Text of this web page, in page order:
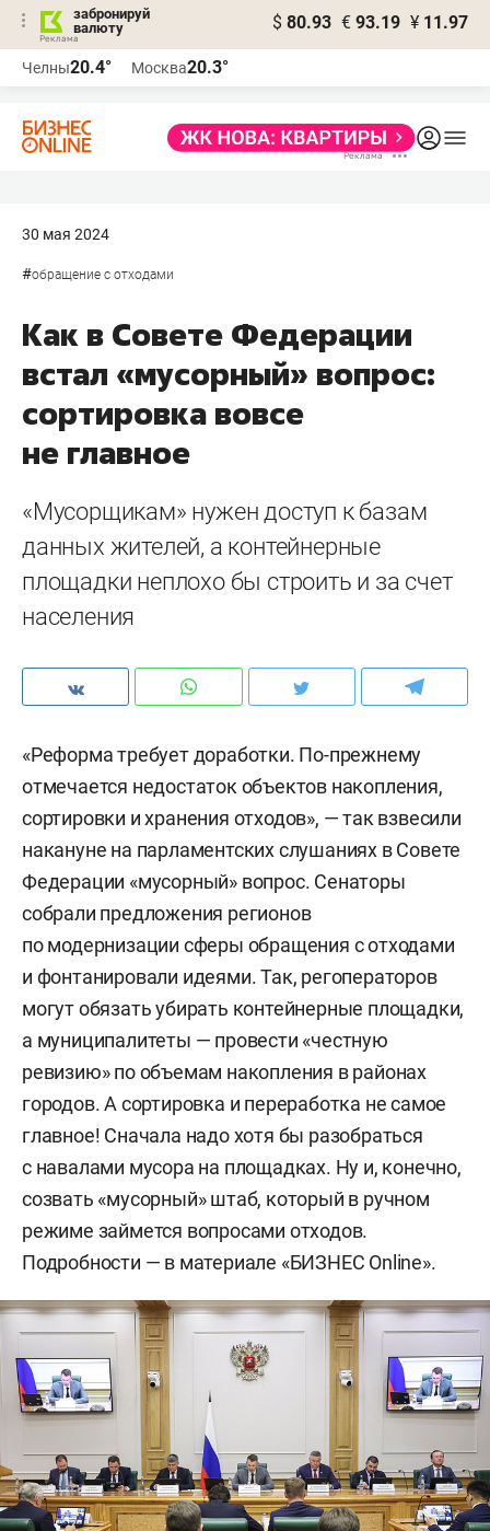
забронируй
валюту
$ 80.93 € 93.19 ¥ 11.97
Челны20.4° Москва20.3°
30 мая 2024
#обращение с отходами
Как в Совете Федерации
встал «мусорный» вопрос:
сортировка вовсе
не главное
«Мусорщикам» нужен доступ к базам
данных жителей, а контейнерные
площадки неплохо бы строить и за счет
населения
«Реформа требует доработки. По-прежнему
отмечается недостаток объектов накопления,
сортировки и хранения отходов», — так взвесили
накануне на парламентских слушаниях в Совете
Федерации «мусорный» вопрос. Сенаторы
собрали предложения регионов
по модернизации сферы обращения с отходами
и фонтанировали идеями. Так, регоператоров
могут обязать убирать контейнерные площадки,
а муниципалитеты — провести «честную
ревизию» по объемам накопления в районах
городов. А сортировка и переработка не самое
главное! Сначала надо хотя бы разобраться
с навалами мусора на площадках. Ну и, конечно,
созвать «мусорный» штаб, который в ручном
режиме займется вопросами отходов.
Подробности — в материале «БИЗНЕС Online».